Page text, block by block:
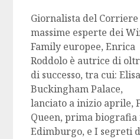
Giornalista del
massime esperte dei
Family europee, Enrica
Roddolo è autrice di
di successo, tra cui:
Buckingham Palace,
lanciato a inizio aprile,
Queen, prima
Edimburgo, e I segreti